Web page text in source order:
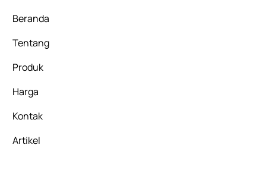
Beranda
Tentang
Produk
Harga
Kontak
Artikel